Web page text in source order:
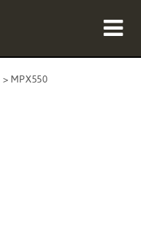
> MPX550